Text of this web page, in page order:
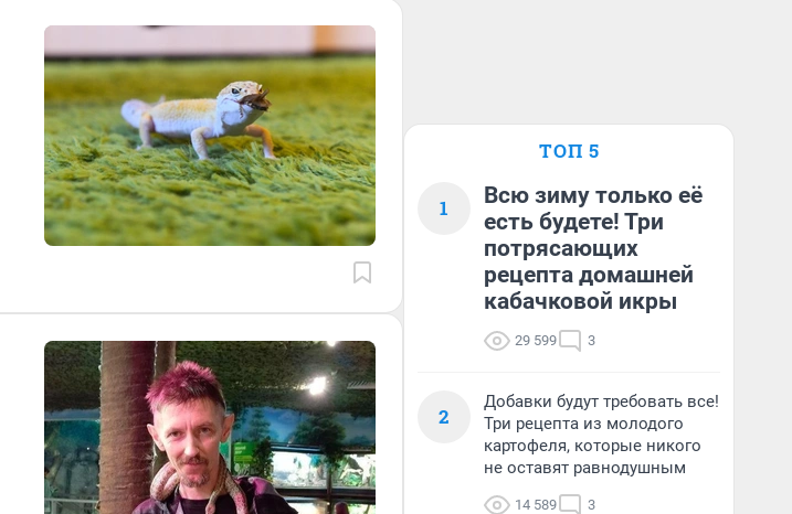
ТОП 5
1
Всю зиму только её
есть будете! Три
потрясающих
рецепта домашней
кабачковой икры
29 599 3
2
Добавки будут требовать все!
Три рецепта из молодого
картофеля, которые никого
не оставят равнодушным
14 589 3